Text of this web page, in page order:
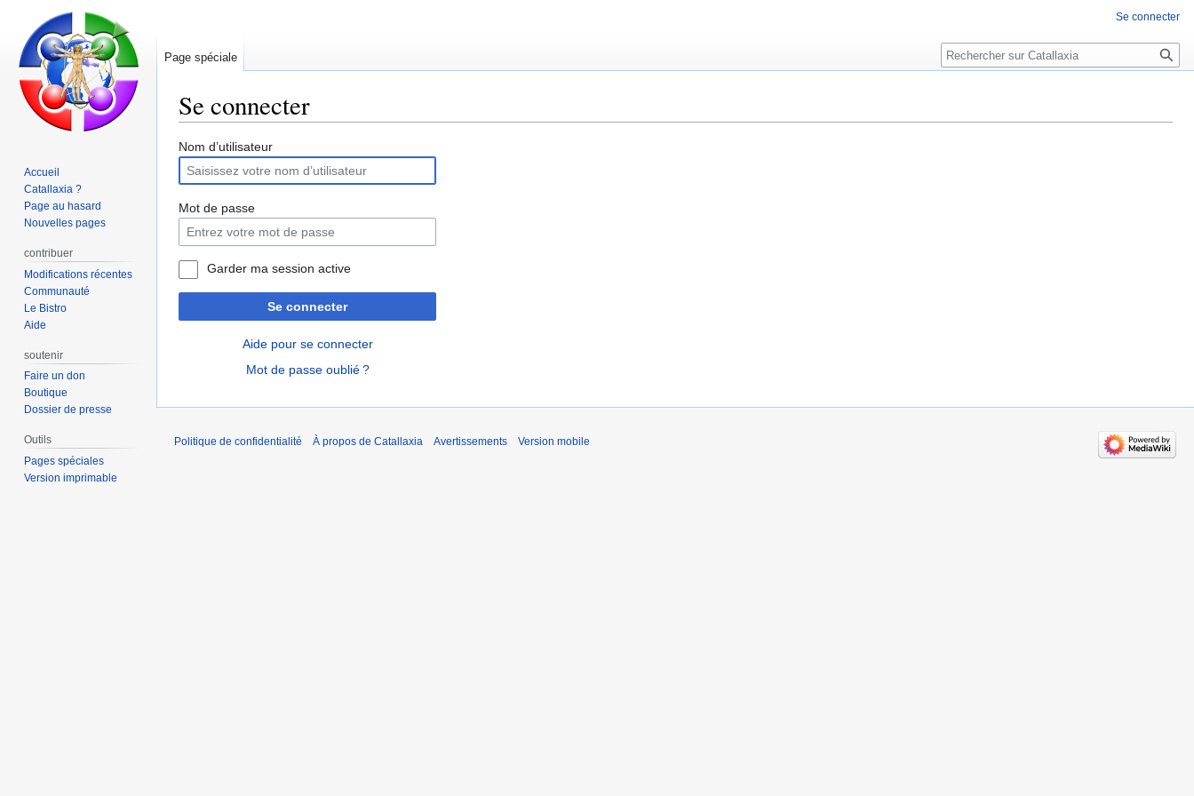
Se connecter
Aller
la
navigation
Aller
la
recherche
Nom d’utilisateur
Mot de passe
Garder ma session active
Se connecter
Aide pour se connecter
Mot de passe oublié ?
Se connecter
Page spéciale Rechercher
Accueil
Catallaxia ?
Page au hasard
Nouvelles pages
contribuer
Modifications récentes
Communauté
Le Bistro
Aide
soutenir
Faire un don
Boutique
Dossier de presse
Outils
Pages spéciales
Version imprimable
Politique de confidentialité À propos de Catallaxia Avertissements Version mobile